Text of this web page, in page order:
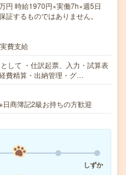
時給1970円×実働7h×週5日
するものではありません。
費支給
して ・仕訳起票、入力・試算表
費精算・出納管理・グ…
商簿記2級お持ちの方歓迎
しずか